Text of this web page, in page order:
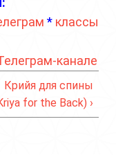
* классы
канале
Крийя для спины
for the Back) ›